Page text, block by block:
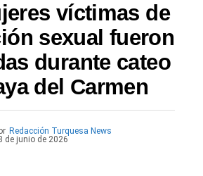
víctimas de
sexual fueron
durante cateo
del Carmen
Redacción Turquesa News
de junio de 2026